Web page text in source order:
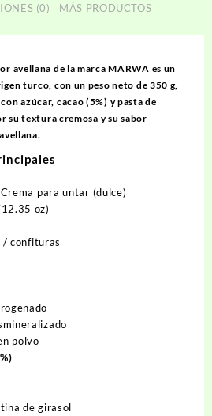
(0) MÁS PRODUCTOS
avellana de la marca MARWA es un
turco, con un peso neto de 350 g,
azúcar, cacao (5%) y pasta de
su textura cremosa y su sabor
Crema para untar (dulce)
oz)
/ confituras
polvo
de girasol